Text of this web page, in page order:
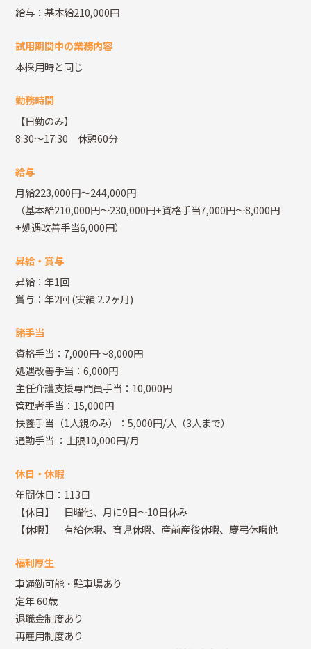
給与：基本給210,000円
試用期間中の業務内容
本採用時と同じ
勤務時間
【日勤のみ】
8:30～17:30 休憩60分
給与
月給223,000円～244,000円
（基本給210,000円～230,000円+資格手当7,000円～8,000円
+処遇改善手当6,000円）
昇給・賞与
昇給：年1回
賞与：年2回(実績 2.2ヶ月)
諸手当
資格手当：7,000円～8,000円
処遇改善手当：6,000円
主任介護支援専門員手当：10,000円
管理者手当：15,000円
扶養手当（1人親のみ）：5,000円/人（3人まで）
通勤手当 ：上限10,000円/月
休日・休暇
年間休日：113日
【休日】 日曜他、月に9日～10日休み
【休暇】 有給休暇、育児休暇、産前産後休暇、慶弔休暇他
福利厚生
車通勤可能・駐車場あり
定年 60歳
退職金制度あり
再雇用制度あり